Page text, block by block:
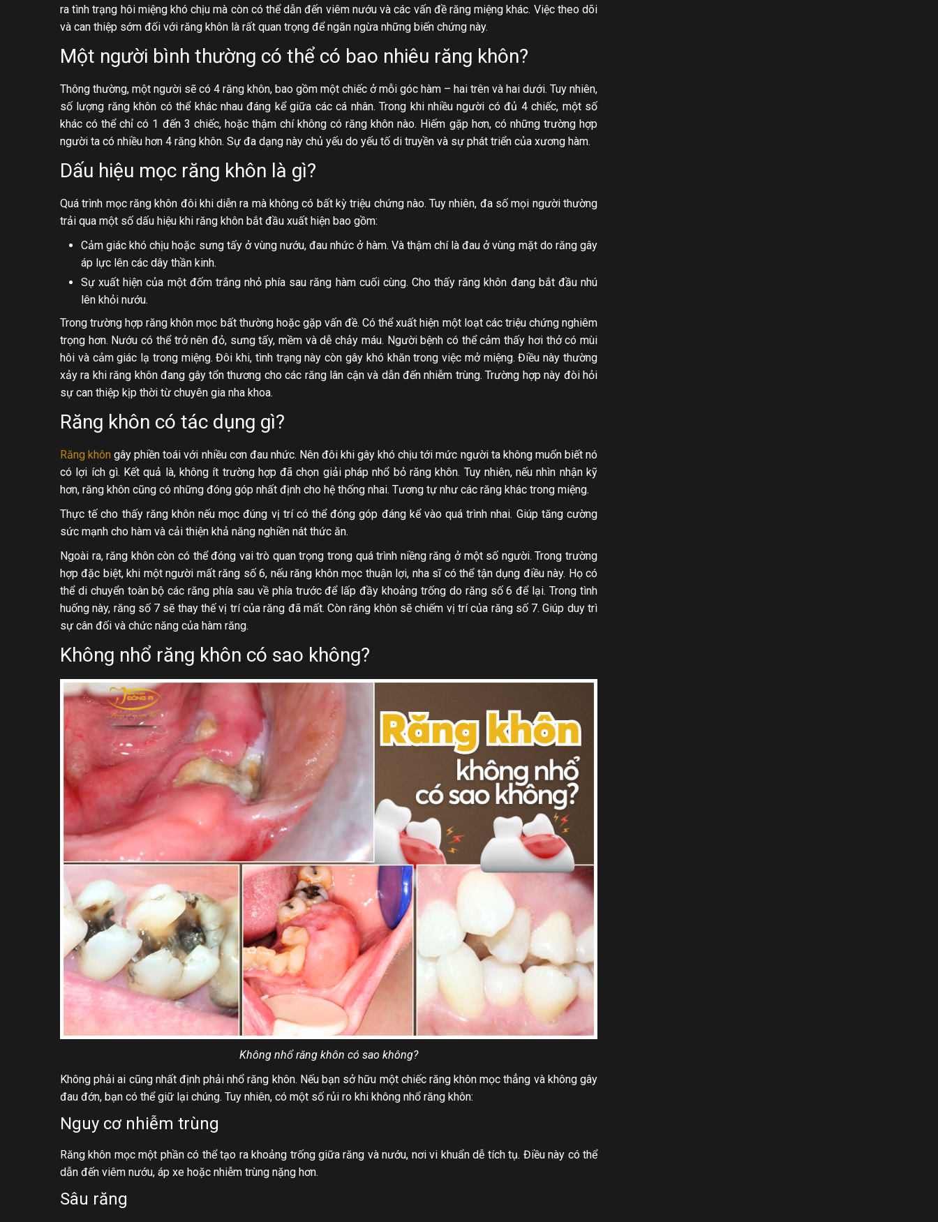
ra tình trạng hôi miệng khó chịu mà còn có thể dẫn đến viêm nướu và các vấn đề răng miệng khác. Việc theo dõi
và can thiệp sớm đối với răng khôn là rất quan trọng để ngăn ngừa những biến chứng này.
Một người bình thường có thể có bao nhiêu răng khôn?
Thông thường, một người sẽ có 4 răng khôn, bao gồm một chiếc ở mỗi góc hàm – hai trên và hai dưới. Tuy nhiên,
số lượng răng khôn có thể khác nhau đáng kể giữa các cá nhân. Trong khi nhiều người có đủ 4 chiếc, một số
khác có thể chỉ có 1 đến 3 chiếc, hoặc thậm chí không có răng khôn nào. Hiếm gặp hơn, có những trường hợp
người ta có nhiều hơn 4 răng khôn. Sự đa dạng này chủ yếu do yếu tố di truyền và sự phát triển của xương hàm.
Dấu hiệu mọc răng khôn là gì?
Quá trình mọc răng khôn đôi khi diễn ra mà không có bất kỳ triệu chứng nào. Tuy nhiên, đa số mọi người thường
trải qua một số dấu hiệu khi răng khôn bắt đầu xuất hiện bao gồm:
Cảm giác khó chịu hoặc sưng tấy ở vùng nướu, đau nhức ở hàm. Và thậm chí là đau ở vùng mặt do răng gây
áp lực lên các dây thần kinh.
Sự xuất hiện của một đốm trắng nhỏ phía sau răng hàm cuối cùng. Cho thấy răng khôn đang bắt đầu nhú
lên khỏi nướu.
Trong trường hợp răng khôn mọc bất thường hoặc gặp vấn đề. Có thể xuất hiện một loạt các triệu chứng nghiêm
trọng hơn. Nướu có thể trở nên đỏ, sưng tấy, mềm và dễ chảy máu. Người bệnh có thể cảm thấy hơi thở có mùi
hôi và cảm giác lạ trong miệng. Đôi khi, tình trạng này còn gây khó khăn trong việc mở miệng. Điều này thường
xảy ra khi răng khôn đang gây tổn thương cho các răng lân cận và dẫn đến nhiễm trùng. Trường hợp này đòi hỏi
sự can thiệp kịp thời từ chuyên gia nha khoa.
Răng khôn có tác dụng gì?
Răng khôn gây phiền toái với nhiều cơn đau nhức. Nên đôi khi gây khó chịu tới mức người ta không muốn biết nó
có lợi ích gì. Kết quả là, không ít trường hợp đã chọn giải pháp nhổ bỏ răng khôn. Tuy nhiên, nếu nhìn nhận kỹ
hơn, răng khôn cũng có những đóng góp nhất định cho hệ thống nhai. Tương tự như các răng khác trong miệng.
Thực tế cho thấy răng khôn nếu mọc đúng vị trí có thể đóng góp đáng kể vào quá trình nhai. Giúp tăng cường
sức mạnh cho hàm và cải thiện khả năng nghiền nát thức ăn.
Ngoài ra, răng khôn còn có thể đóng vai trò quan trọng trong quá trình niềng răng ở một số người. Trong trường
hợp đặc biệt, khi một người mất răng số 6, nếu răng khôn mọc thuận lợi, nha sĩ có thể tận dụng điều này. Họ có
thể di chuyển toàn bộ các răng phía sau về phía trước để lấp đầy khoảng trống do răng số 6 để lại. Trong tình
huống này, răng số 7 sẽ thay thế vị trí của răng đã mất. Còn răng khôn sẽ chiếm vị trí của răng số 7. Giúp duy trì
sự cân đối và chức năng của hàm răng.
Không nhổ răng khôn có sao không?
Không nhổ răng khôn có sao không?
Không phải ai cũng nhất định phải nhổ răng khôn. Nếu bạn sở hữu một chiếc răng khôn mọc thẳng và không gây
đau đớn, bạn có thể giữ lại chúng. Tuy nhiên, có một số rủi ro khi không nhổ răng khôn:
Nguy cơ nhiễm trùng
Răng khôn mọc một phần có thể tạo ra khoảng trống giữa răng và nướu, nơi vi khuẩn dễ tích tụ. Điều này có thể
dẫn đến viêm nướu, áp xe hoặc nhiễm trùng nặng hơn.
Sâu răng